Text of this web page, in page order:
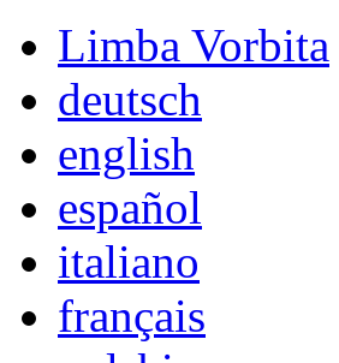
Fotbal
Terms and